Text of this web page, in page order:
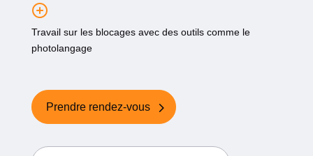
Travail sur les blocages avec des outils comme le
photolangage
Prendre rendez-vous